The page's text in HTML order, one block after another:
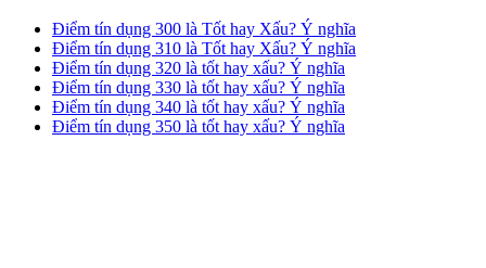
Điểm tín dụng 300 là Tốt hay Xấu? Ý nghĩa
Điểm tín dụng 310 là Tốt hay Xấu? Ý nghĩa
Điểm tín dụng 320 là tốt hay xấu? Ý nghĩa
Điểm tín dụng 330 là tốt hay xấu? Ý nghĩa
Điểm tín dụng 340 là tốt hay xấu? Ý nghĩa
Điểm tín dụng 350 là tốt hay xấu? Ý nghĩa